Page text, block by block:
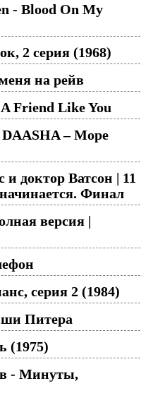
- Blood On My
2 серия (1968)
на рейв
Friend Like You
– Море
доктор Ватсон | 11
Финал
версия |
серия 2 (1984)
Питера
(1975)
- Минуты,